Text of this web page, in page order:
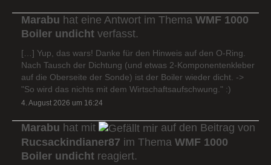
Marabu hat eine Antwort im Thema WMF 1000
Boiler undicht verfasst.
[…] Yup, das wars! Danke für den Hinweis auf den O-Ring.
Nach Tausch der Dichtung (und etwas 2-Komponentenkleber
auf die Oberseite der Sonde) ist der Boiler wieder dicht. ->
"So wird das nichts mit dem Wirtschaftsaufschwung." :)
4. August 2026 um 16:24
Marabu hat mit
auf den Beitrag von
Rucsackindianer87 im Thema WMF 1000
Boiler undicht reagiert.